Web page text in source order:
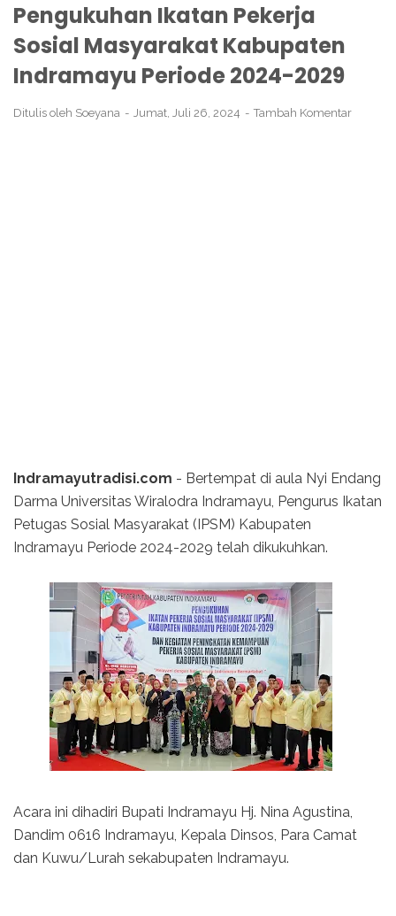
Pengukuhan Ikatan Pekerja
Sosial Masyarakat Kabupaten
Indramayu Periode 2024-2029
Ditulis oleh Soeyana Jumat, Juli 26, 2024 Tambah Komentar
Indramayutradisi.com - Bertempat di aula Nyi Endang
Darma Universitas Wiralodra Indramayu, Pengurus Ikatan
Petugas Sosial Masyarakat (IPSM) Kabupaten
Indramayu Periode 2024-2029 telah dikukuhkan.
Acara ini dihadiri Bupati Indramayu Hj. Nina Agustina,
Dandim 0616 Indramayu, Kepala Dinsos, Para Camat
dan Kuwu/Lurah sekabupaten Indramayu.